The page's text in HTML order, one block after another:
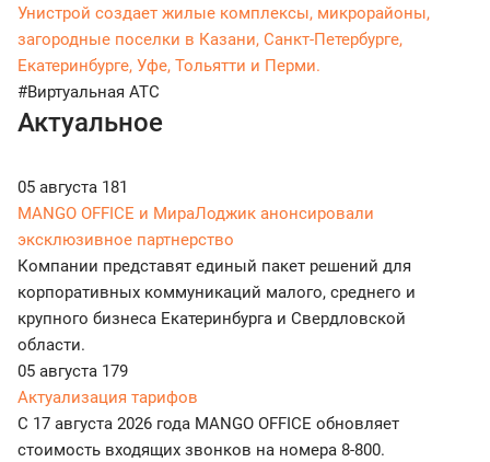
Унистрой создает жилые комплексы, микрорайоны,
загородные поселки в Казани, Санкт-Петербурге,
Екатеринбурге, Уфе, Тольятти и Перми.
#Виртуальная АТС
Актуальное
05 августа 181
MANGO OFFICE и МираЛоджик анонсировали
эксклюзивное партнерство
Компании представят единый пакет решений для
корпоративных коммуникаций малого, среднего и
крупного бизнеса Екатеринбурга и Свердловской
области.
05 августа 179
Актуализация тарифов
С 17 августа 2026 года MANGO OFFICE обновляет
стоимость входящих звонков на номера 8-800.